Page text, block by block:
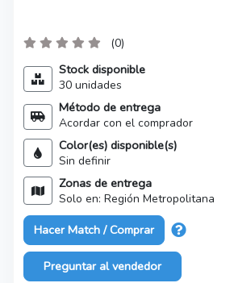
(0)
Stock disponible
30 unidades
Método de entrega
Acordar con el comprador
Color(es) disponible(s)
Sin definir
Zonas de entrega
Solo en: Región Metropolitana
Hacer Match / Comprar
Preguntar al vendedor